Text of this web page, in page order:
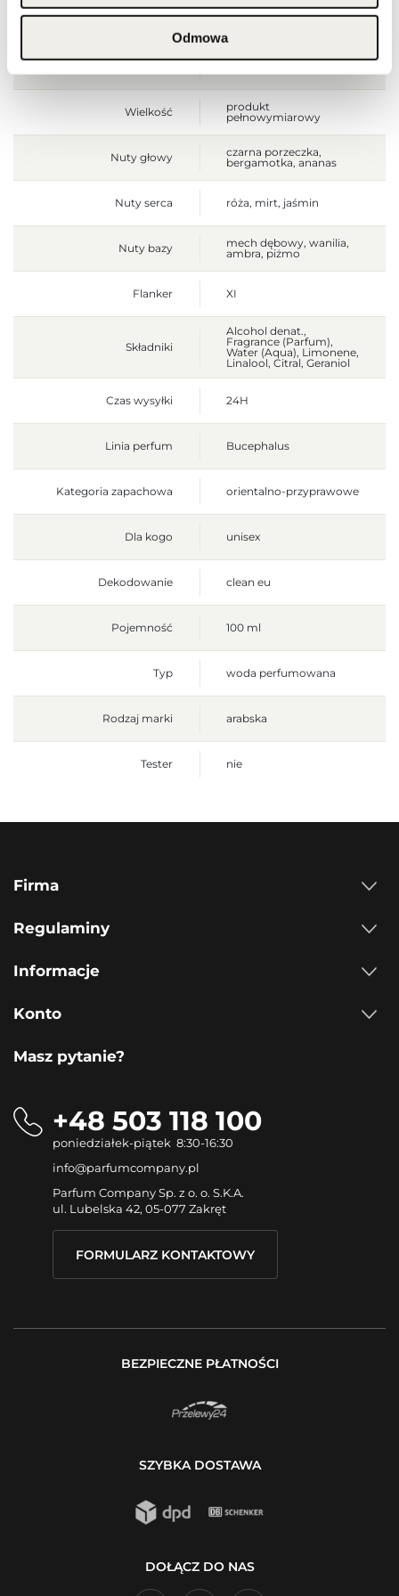
Odmowa
Waga brutto [g] 628
Wielkość
produkt
pełnowymiarowy
Nuty głowy
czarna porzeczka,
bergamotka, ananas
Nuty serca róża, mirt, jaśmin
Nuty bazy
mech dębowy, wanilia,
ambra, piżmo
Flanker XI
Składniki
Alcohol denat.,
Fragrance (Parfum),
Water (Aqua), Limonene,
Linalool, Citral, Geraniol
Czas wysyłki 24H
Linia perfum Bucephalus
Kategoria zapachowa orientalno-przyprawowe
Dla kogo unisex
Dekodowanie clean eu
Pojemność 100 ml
Typ woda perfumowana
Rodzaj marki arabska
Tester nie
Firma
Regulaminy
Informacje
Konto
Masz pytanie?
+48 503 118 100
poniedziałek-piątek 8:30-16:30
info@parfumcompany.pl
Parfum Company Sp. z o. o. S.K.A.
ul. Lubelska 42, 05-077 Zakręt
FORMULARZ KONTAKTOWY
BEZPIECZNE PŁATNOŚCI
SZYBKA DOSTAWA
DOŁĄCZ DO NAS